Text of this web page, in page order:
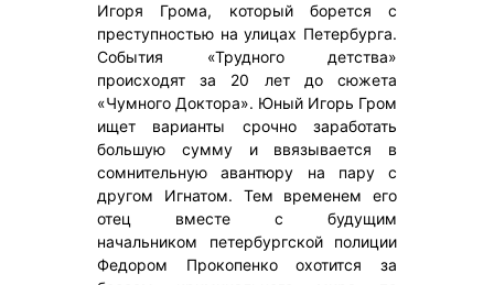
Игоря Грома, который борется с
преступностью на улицах Петербурга.
События «Трудного детства»
происходят за 20 лет до сюжета
«Чумного Доктора». Юный Игорь Гром
ищет варианты срочно заработать
большую сумму и ввязывается в
сомнительную авантюру на пару с
другом Игнатом. Тем временем его
отец вместе с будущим
начальником петербургской полиции
Федором Прокопенко охотится за